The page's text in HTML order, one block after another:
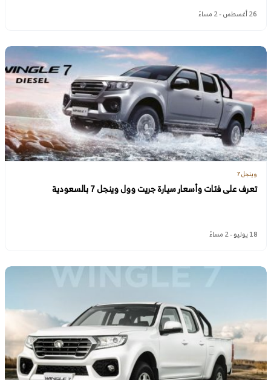
26 أغسطس - 2 مساءً
وينجل 7
تعرف على فئات وأسعار سيارة جريت وول وينجل 7 بالسعودية
18 يوليو - 2 مساءً